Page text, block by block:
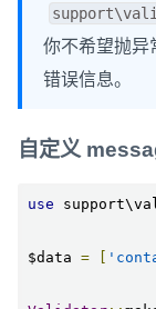
你不希望抛异
错误信息。
自定义
use
$data =